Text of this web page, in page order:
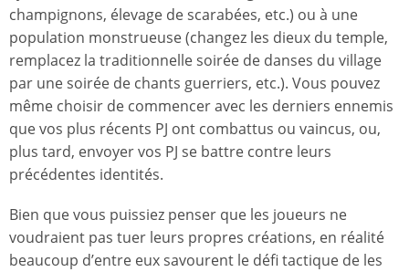
champignons, élevage de scarabées, etc.) ou à une
population monstrueuse (changez les dieux du temple,
remplacez la traditionnelle soirée de danses du village
par une soirée de chants guerriers, etc.). Vous pouvez
même choisir de commencer avec les derniers ennemis
que vos plus récents PJ ont combattus ou vaincus, ou,
plus tard, envoyer vos PJ se battre contre leurs
précédentes identités.
Bien que vous puissiez penser que les joueurs ne
voudraient pas tuer leurs propres créations, en réalité
beaucoup d’entre eux savourent le défi tactique de les